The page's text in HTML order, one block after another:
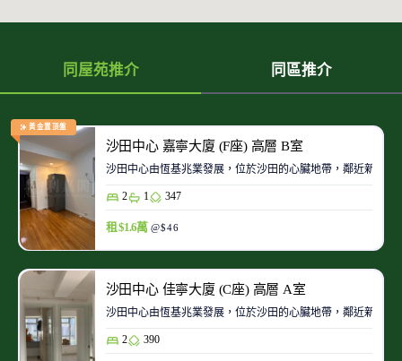
同屋苑推介 同區推介
黃金置頂盤
沙田中心 嘉寧大廈 (F座) 高層 B室
沙田中心由恆基兆業發展，位於沙田的心臟地帶，鄰近新城
2 1 347
租 $1.6萬 @$46
沙田中心 佳寧大廈 (C座) 高層 A室
沙田中心由恆基兆業發展，位於沙田的心臟地帶，鄰近新城
2 390